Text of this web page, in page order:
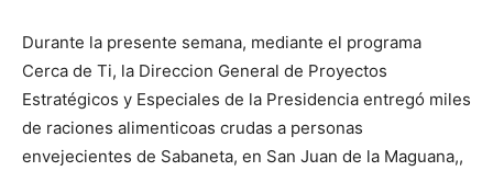
Durante la presente semana, mediante el programa
Cerca de Ti, la Direccion General de Proyectos
Estratégicos y Especiales de la Presidencia entregó miles
de raciones alimenticoas crudas a personas
envejecientes de Sabaneta, en San Juan de la Maguana,,